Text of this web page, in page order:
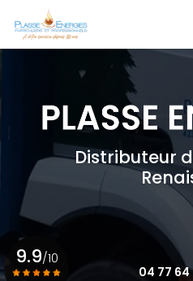
au
contenu
principal
Distributeur
04 77 64
9.9/10